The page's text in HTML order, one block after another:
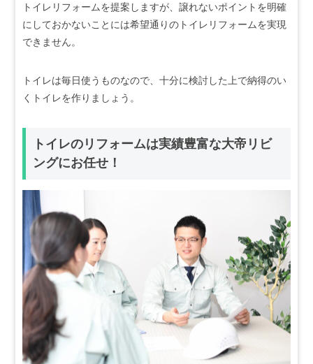
トイレリフォームを提案しますが、譲れないポイントを明確
にしておかないことには希望通りのトイレリフォームを実現
できません。
トイレは毎日使うものなので、十分に検討した上で納得のい
くトイレを作りましょう。
トイレのリフォームは実績豊富な大帝リビ
ングにお任せ！